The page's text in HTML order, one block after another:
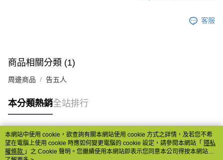
客服
商品相關分類 (1)
周邊商品 告五人
本分類熱銷全站排行
熱門標籤
本網站中使用 cookie，欲查詢有關本網站使用 cookie 方式之詳情，及若您不希
望在電腦上使用 cookie 時應如何變更電腦的 cookie 設定，請參閱本網站「 隱私
權條款 」之 Cookie 聲明。您繼續使用本網站即表示您同意本公司得按本網站使